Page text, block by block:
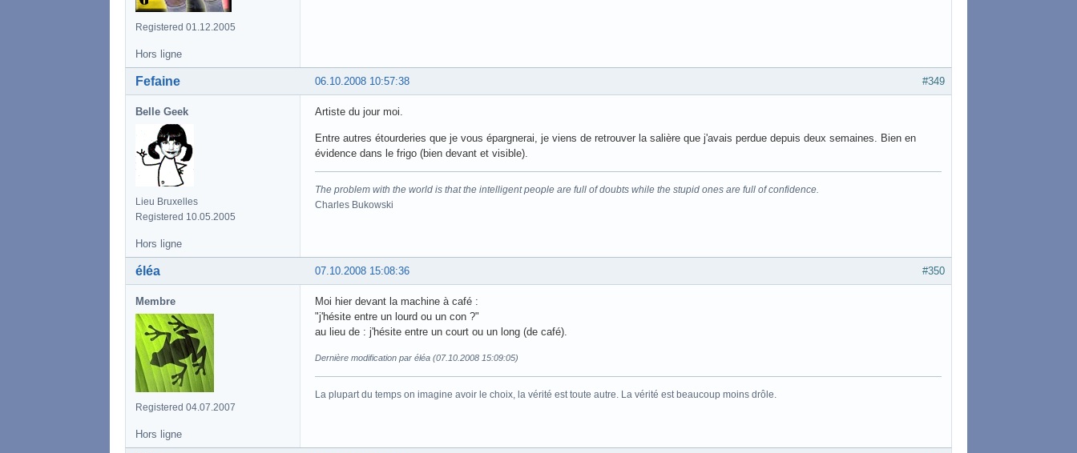
Registered 01.12.2005
Hors ligne
#349
06.10.2008 10:57:38
Fefaine
Belle Geek
Lieu Bruxelles
Registered 10.05.2005
Artiste du jour moi.
Entre autres étourderies que je vous épargnerai, je viens de retrouver la salière que j'avais perdue depuis deux semaines. Bien en
évidence dans le frigo (bien devant et visible).
The problem with the world is that the intelligent people are full of doubts while the stupid ones are full of confidence.
Charles Bukowski
Hors ligne
#350
07.10.2008 15:08:36
éléa
Membre
Registered 04.07.2007
Moi hier devant la machine à café :
"j'hésite entre un lourd ou un con ?"
au lieu de : j'hésite entre un court ou un long (de café).
Dernière modification par éléa (07.10.2008 15:09:05)
La plupart du temps on imagine avoir le choix, la vérité est toute autre. La vérité est beaucoup moins drôle.
Hors ligne